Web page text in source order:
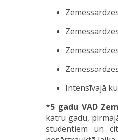
Intensīvajā
*5 gadu VAD
katru gadu,
studentiem un